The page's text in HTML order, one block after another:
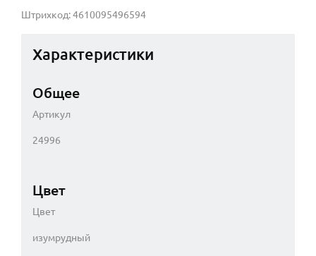
Штрихкод: 4610095496594
Характеристики
Общее
Артикул
24996
Цвет
Цвет
изумрудный